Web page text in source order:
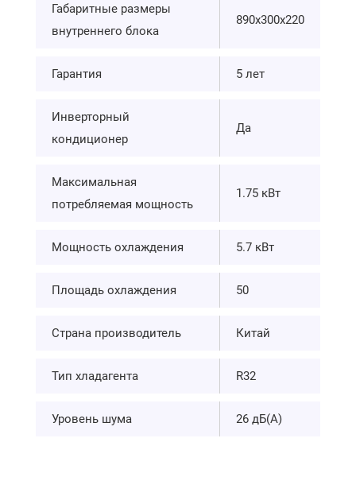
Габаритные размеры
внутреннего блока
890х300х220
Гарантия 5 лет
Инверторный
кондиционер
Да
Максимальная
потребляемая мощность
1.75 кВт
Мощность охлаждения 5.7 кВт
Площадь охлаждения 50
Страна производитель Китай
Тип хладагента R32
Уровень шума 26 дБ(А)